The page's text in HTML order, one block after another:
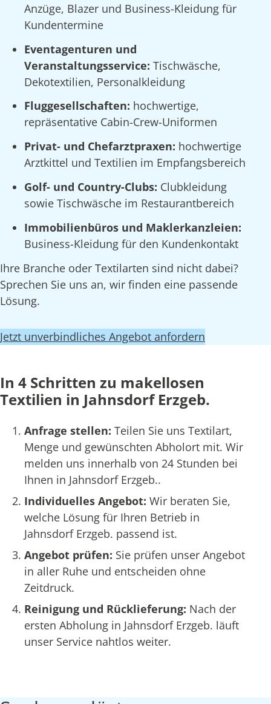
Anzüge, Blazer und Business-Kleidung für
Kundentermine
Eventagenturen und
Veranstaltungsservice: Tischwäsche,
Dekotextilien, Personalkleidung
Fluggesellschaften: hochwertige,
repräsentative Cabin-Crew-Uniformen
Privat- und Chefarztpraxen: hochwertige
Arztkittel und Textilien im Empfangsbereich
Golf- und Country-Clubs: Clubkleidung
sowie Tischwäsche im Restaurantbereich
Immobilienbüros und Maklerkanzleien:
Business-Kleidung für den Kundenkontakt
Ihre Branche oder Textilarten sind nicht dabei?
Sprechen Sie uns an, wir finden eine passende
Lösung.
Jetzt unverbindliches Angebot anfordern
In 4 Schritten zu makellosen
Textilien in Jahnsdorf Erzgeb.
Anfrage stellen: Teilen Sie uns Textilart,
Menge und gewünschten Abholort mit. Wir
melden uns innerhalb von 24 Stunden bei
Ihnen in Jahnsdorf Erzgeb..
Individuelles Angebot: Wir beraten Sie,
welche Lösung für Ihren Betrieb in
Jahnsdorf Erzgeb. passend ist.
Angebot prüfen: Sie prüfen unser Angebot
in aller Ruhe und entscheiden ohne
Zeitdruck.
Reinigung und Rücklieferung: Nach der
ersten Abholung in Jahnsdorf Erzgeb. läuft
unser Service nahtlos weiter.